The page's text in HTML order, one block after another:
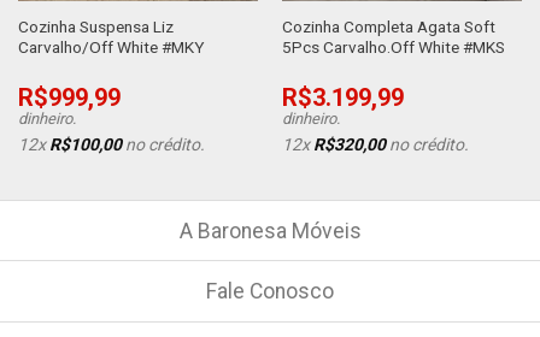
Cozinha Suspensa Liz
Carvalho/Off White #MKY
R$999,99
dinheiro.
12xR$100,00no crédito.
Cozinha Completa Agata Soft
5Pcs Carvalho.Off White #MKS
R$3.199,99
dinheiro.
12xR$320,00no crédito.
A Baronesa Móveis
Fale Conosco